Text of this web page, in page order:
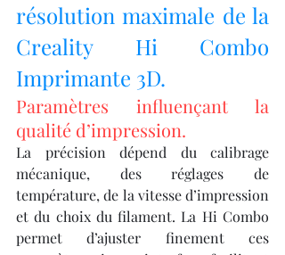
résolution maximale de la
Creality Hi Combo
Imprimante 3D.
Paramètres influençant la
qualité d’impression.
La précision dépend du calibrage
mécanique, des réglages de
température, de la vitesse d’impression
et du choix du filament. La Hi Combo
permet d’ajuster finement ces